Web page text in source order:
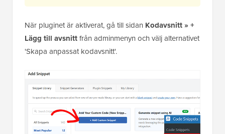
När pluginet är aktiverat, gå till sidan Kodavsnitt » +
Lägg till avsnittfrån adminmenyn och välj alternativet
'Skapa anpassat kodavsnitt'.